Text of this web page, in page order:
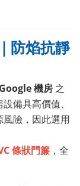
防焰抗靜
Google 機房 之
備具高價值、
險，因此選用
條狀門簾 ，全